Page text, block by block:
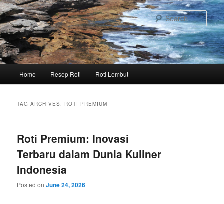
Skip
to
primary
content
Skip
to
secondary
content
Home Resep Roti Roti Lembut
TAG ARCHIVES: ROTI PREMIUM
Roti Premium: Inovasi
Terbaru dalam Dunia Kuliner
Indonesia
Posted onJune 24, 2026